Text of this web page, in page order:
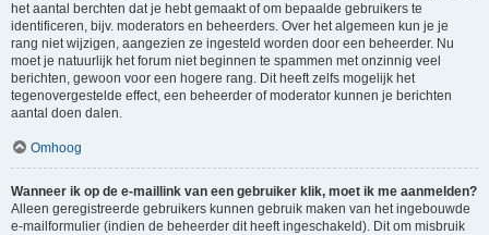
het aantal berchten dat je hebt gemaakt of om bepaalde gebruikers te
identificeren, bijv. moderators en beheerders. Over het algemeen kun je je
rang niet wijzigen, aangezien ze ingesteld worden door een beheerder. Nu
moet je natuurlijk het forum niet beginnen te spammen met onzinnig veel
berichten, gewoon voor een hogere rang. Dit heeft zelfs mogelijk het
tegenovergestelde effect, een beheerder of moderator kunnen je berichten
aantal doen dalen.
Omhoog
Wanneer ik op de e-maillink van een gebruiker klik, moet ik me aanmelden?
Alleen geregistreerde gebruikers kunnen gebruik maken van het ingebouwde
e-mailformulier (indien de beheerder dit heeft ingeschakeld). Dit om misbruik